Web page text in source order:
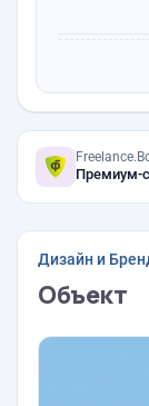
Премиум-
Дизайн и
Объект